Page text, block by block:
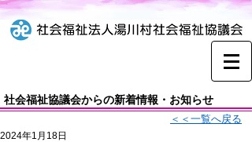
社会福祉協議会からの新着情報・お知らせ
＜＜一覧へ戻る
2024年1月18日